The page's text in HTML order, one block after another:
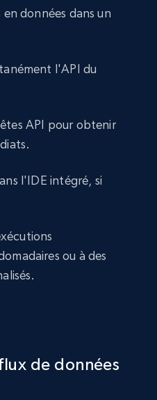
données dans un
l'API du
API pour obtenir
l'IDE intégré, si
ou à des
de données